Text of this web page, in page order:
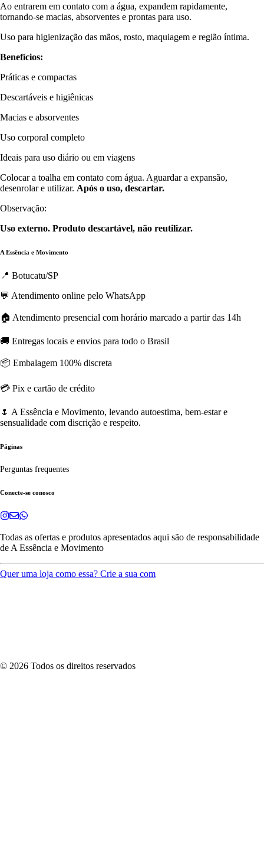
Ao entrarem em contato com a água, expandem rapidamente,
tornando-se macias, absorventes e prontas para uso.
Uso para higienização das mãos, rosto, maquiagem e região íntima.
Benefícios:
Práticas e compactas
Descartáveis e higiênicas
Macias e absorventes
Uso corporal completo
Ideais para uso diário ou em viagens
Colocar a toalha em contato com água. Aguardar a expansão,
desenrolar e utilizar. Após o uso, descartar.
Observação:
Uso externo. Produto descartável, não reutilizar.
A Essência e Movimento
📍 Botucatu/SP
💬 Atendimento online pelo WhatsApp
🏠 Atendimento presencial com horário marcado a partir das 14h
🚚 Entregas locais e envios para todo o Brasil
📦 Embalagem 100% discreta
💳 Pix e cartão de crédito
🌷 A Essência e Movimento, levando autoestima, bem-estar e
sensualidade com discrição e respeito.
Páginas
Perguntas frequentes
Conecte-se conosco
Todas as ofertas e produtos apresentados aqui são de responsabilidade
de A Essência e Movimento
Quer uma loja como essa? Crie a sua com
© 2026 Todos os direitos reservados